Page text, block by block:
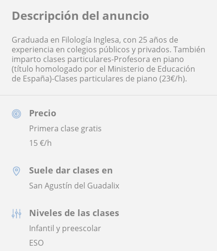
Precio
Primera clase gratis
15€/h
Suele dar clases en
San Agustín del Guadalix
Niveles de las clases
Infantil y preescolar
ESO
Descripción del anuncio
Graduada en Filología Inglesa, con 25 años de
experiencia en colegios públicos y privados. También
imparto clases particulares-Profesora en piano
(título homologado por el Ministerio de Educación
de España)-Clases particulares de piano (23€/h).